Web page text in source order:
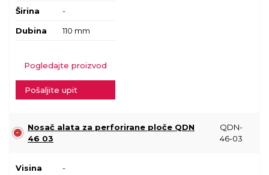
Širina -
Dubina 110 mm
Pogledajte proizvod
Pošaljite upit
Nosač alata za perforirane ploče QDN
46 03
QDN-
46-03
Visina -